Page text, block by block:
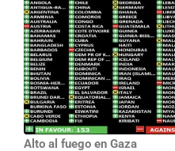
Alto al fuego en Gaza